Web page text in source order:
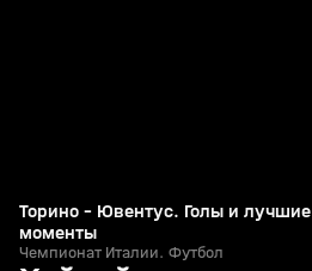
Торино - Ювентус. Голы и лучшие
моменты
Чемпионат Италии. Футбол
11 июн, 11:29